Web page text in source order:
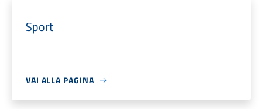
Sport
VAI ALLA PAGINA